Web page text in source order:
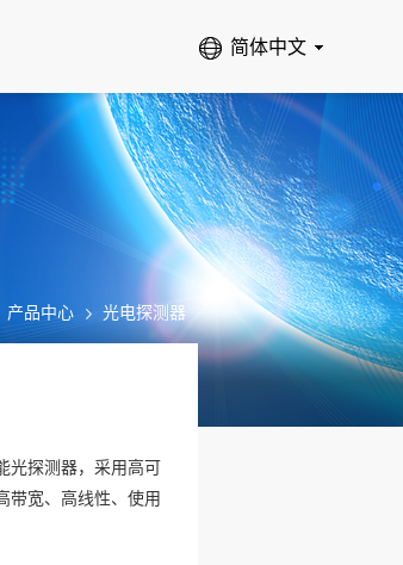
产品中心 光电探测器
光探测器，采用高可
带宽、高线性、使用